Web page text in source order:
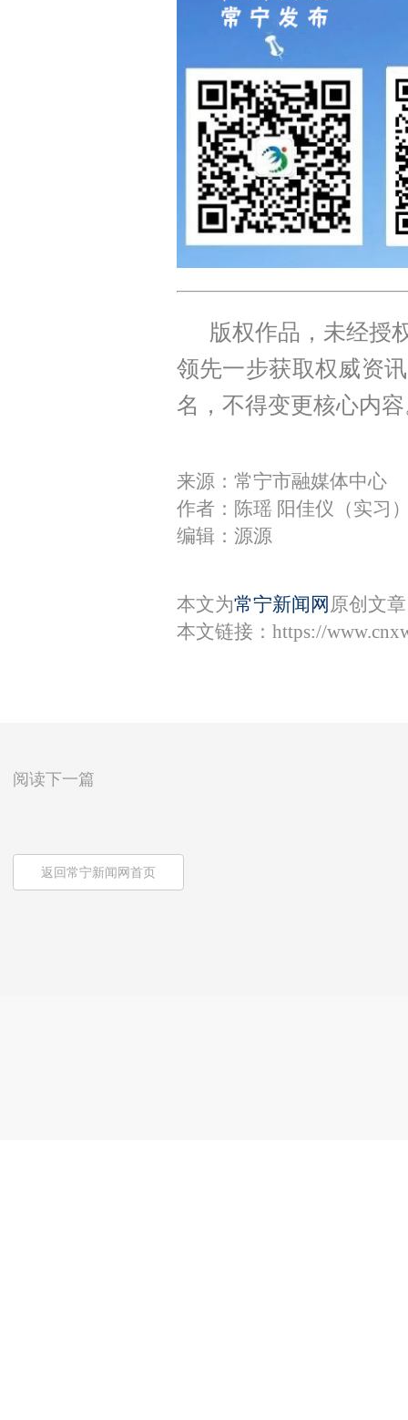
版权作品，未经授
领先一步获取权威资
名，不得变更核心内
来源：常宁市融媒体中心
作者：陈瑶 阳佳仪（实习
编辑：源源
本文为常宁新闻网 原创文
本文链接： https://
阅读下一篇
返回常宁新闻网首页